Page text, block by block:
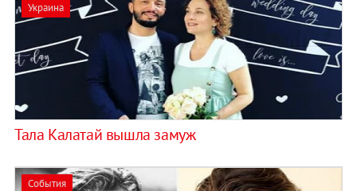
Украина
Тала Калатай вышла замуж
События